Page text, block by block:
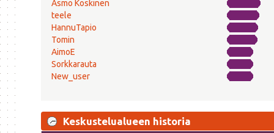
Asmo Koskinen
teele
HannuTapio
Tomin
AimoE
Sorkkarauta
New_user
Keskustelualueen historia